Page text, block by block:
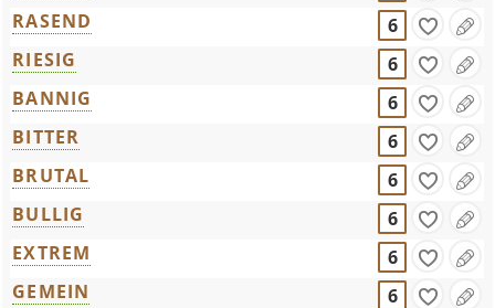
RASEND
6
RIESIG
6
BANNIG
6
BITTER
6
BRUTAL
6
BULLIG
6
EXTREM
6
GEMEIN
6